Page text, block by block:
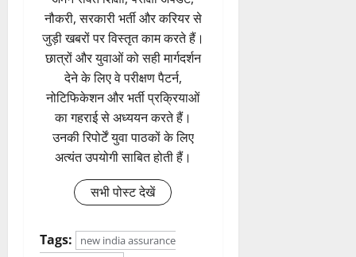
नौकरी, सरकारी भर्ती और करियर से
जुड़ी खबरों पर विस्तृत काम करते हैं।
छात्रों और युवाओं को सही मार्गदर्शन
देने के लिए वे परीक्षण पैटर्न,
नोटिफिकेशन और भर्ती प्रक्रियाओं
का गहराई से अध्ययन करते हैं।
उनकी रिपोर्टें युवा पाठकों के लिए
अत्यंत उपयोगी साबित होती हैं।
सभी पोस्ट देखें
Tags:
new india assurance